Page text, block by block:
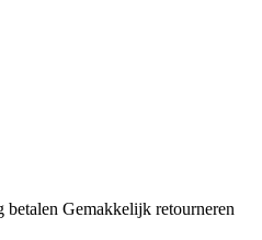
betalen Gemakkelijk retourneren